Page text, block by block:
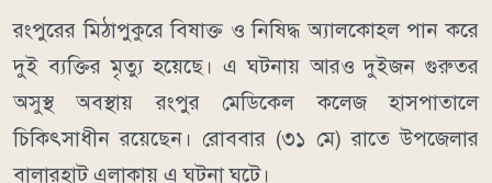
রংপুরের মিঠাপুকুরে বিষাক্ত ও নিষিদ্ধ অ্যালকোহল পান করে
দুই ব্যক্তির মৃত্যু হয়েছে। এ ঘটনায় আরও দুইজন গুরুতর
অসুস্থ অবস্থায় রংপুর মেডিকেল কলেজ হাসপাতালে
চিকিৎসাধীন রয়েছেন। রোববার (৩১ মে) রাতে উপজেলার
বালারহাট এলাকায় এ ঘটনা ঘটে।